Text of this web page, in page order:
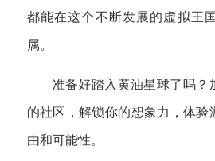
都能在这个不断发展的虚拟王
属。
准备好踏入黄油星球了吗？
的社区，解锁你的想象力，体验
由和可能性。